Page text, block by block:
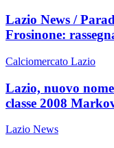
Lazio News /
Frosinone:
Calciomercato Lazio
Lazio, nuovo
classe 2008
Lazio News